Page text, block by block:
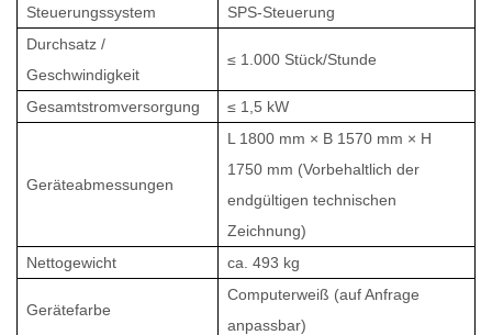
Steuerungssystem
SPS-Steuerung
Durchsatz /
Geschwindigkeit
≤ 1.000 Stück/Stunde
Gesamtstromversorgung ≤ 1,5 kW
Geräteabmessungen
L 1800 mm × B 1570 mm × H
1750 mm (Vorbehaltlich der
endgültigen technischen
Zeichnung)
Nettogewicht
ca. 493 kg
Gerätefarbe
Computerweiß (auf Anfrage
anpassbar)